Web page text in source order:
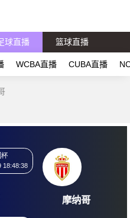
球直播 篮球直播
WCBA直播 CUBA直播
01-09 18:48:38